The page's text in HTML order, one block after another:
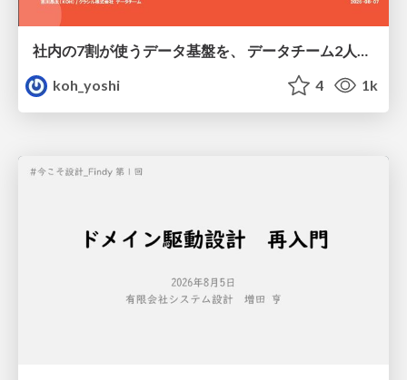
社内の7割が使うデータ基盤を、 データチーム2人で回すためにやったこと
koh_yoshi
4 1k